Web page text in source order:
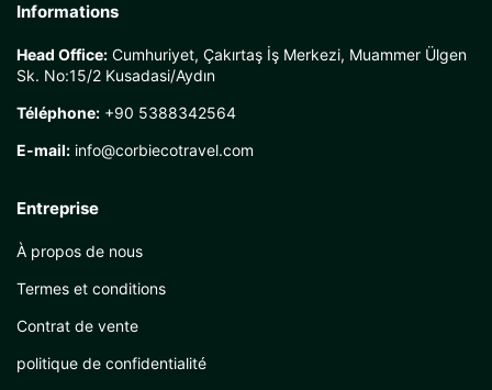
Informations
Head Office: Cumhuriyet, Çakırtaş İş Merkezi, Muammer Ülgen
Sk. No:15/2 Kusadasi/Aydın
Téléphone: +90 5388342564
E-mail: info@corbiecotravel.com
Entreprise
À propos de nous
Termes et conditions
Contrat de vente
politique de confidentialité